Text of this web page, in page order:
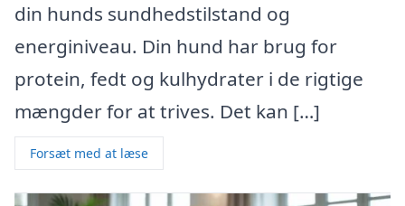
din hunds sundhedstilstand og
energiniveau. Din hund har brug for
protein, fedt og kulhydrater i de rigtige
mængder for at trives. Det kan […]
Forsæt med at læse